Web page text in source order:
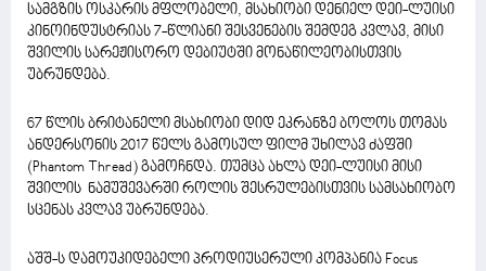
სამგზის ოსკარის მფლობელი, მსახიობი დენიელ დეი-ლუისი
კინოინდუსტრიას 7-წლიანი შესვენების შემდეგ კვლავ, მისი
შვილის სარეჟისორო დებიუტში მონაწილეობისთვის
უბრუნდება.
67 წლის ბრიტანელი მსახიობი დიდ ეკრანზე ბოლოს თომას
ანდერსონის 2017 წელს გამოსულ ფილმ უხილავ ძაფში
(Phantom Thread) გამოჩნდა. თუმცა ახლა დეი-ლუისი მისი
შვილის ნამუშევარში როლის შესრულებისთვის სამსახიობო
სცენას კვლავ უბრუნდება.
აშშ-ს დამოუკიდებელი პროდიუსერული კომპანია Focus